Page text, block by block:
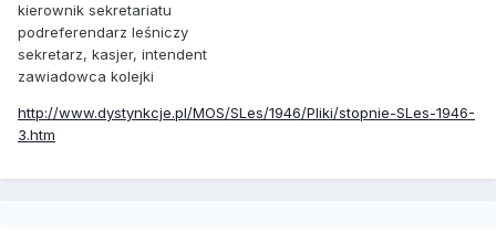
kierownik sekretariatu
podreferendarz leśniczy
sekretarz, kasjer, intendent
zawiadowca kolejki
http://www.dystynkcje.pl/MOS/SLes/1946/Pliki/stopnie-SLes-1946-
3.htm